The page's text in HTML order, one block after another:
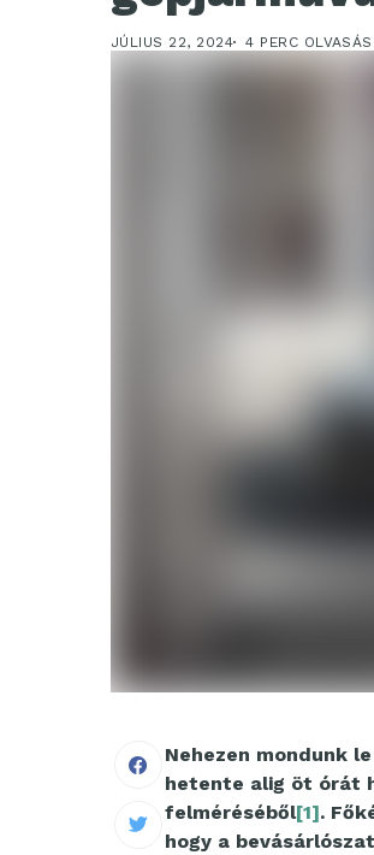
JÚLIUS 22, 2024 4 PERC OLVASÁS
Nehezen mondunk
hetente alig öt órát
felméréséből[1].
hogy a